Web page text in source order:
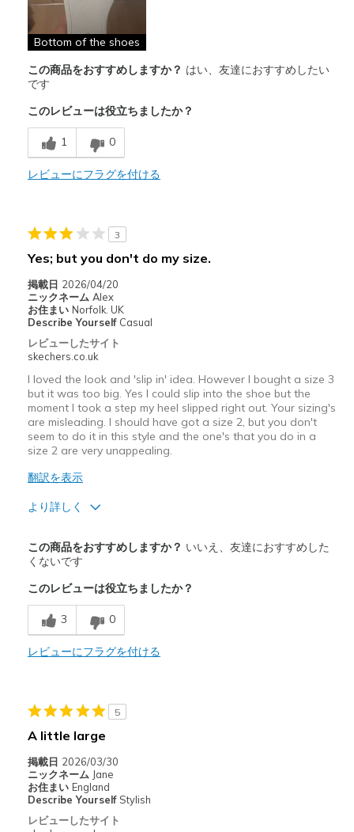
サイズについて
幅について
ちょうどだと感じる
Bottom of the shoes
この商品をおすすめしますか？ はい、友達におすすめしたい
です
このレビューは役立ちましたか？
1 0
レビューにフラグを付ける
3
Yes; but you don't do my size.
掲載日 2026/04/20
ニックネーム Alex
お住まい Norfolk. UK
Describe Yourself Casual
レビューしたサイト
skechers.co.uk
I loved the look and 'slip in' idea. However I bought a size 3
but it was too big. Yes I could slip into the shoe but the
moment I took a step my heel slipped right out. Your sizing's
are misleading. I should have got a size 2, but you don't
seem to do it in this style and the one's that you do in a
size 2 are very unappealing.
翻訳を表示
より詳しく
Attractive Design
以下に最適
Casual Wear
Width
Feels true to width
この商品をおすすめしますか？ いいえ、友達におすすめした
くないです
このレビューは役立ちましたか？
3 0
レビューにフラグを付ける
5
A little large
掲載日 2026/03/30
ニックネーム Jane
お住まい England
Describe Yourself Stylish
レビューしたサイト